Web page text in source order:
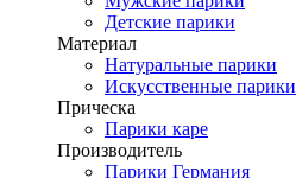
Детские парики
Материал
Натуральные парики
Искусственные парики
Прическа
Парики каре
Производитель
Парики Германия